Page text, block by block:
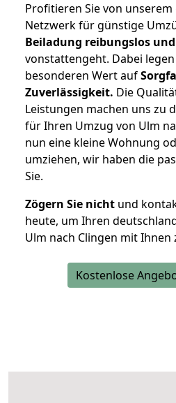
Profitieren Sie von
Netzwerk für günstige
Beiladung reibungslos
vonstattengeht. Dabei
besonderen Wert auf
Zuverlässigkeit. Die
Leistungen machen uns zu
für Ihren Umzug von Ulm
nun eine kleine Wohnung
umziehen, wir haben die
Sie.
Zögern Sie nicht und
heute, um Ihren
Ulm nach Clingen mit Ihnen
Kostenlose